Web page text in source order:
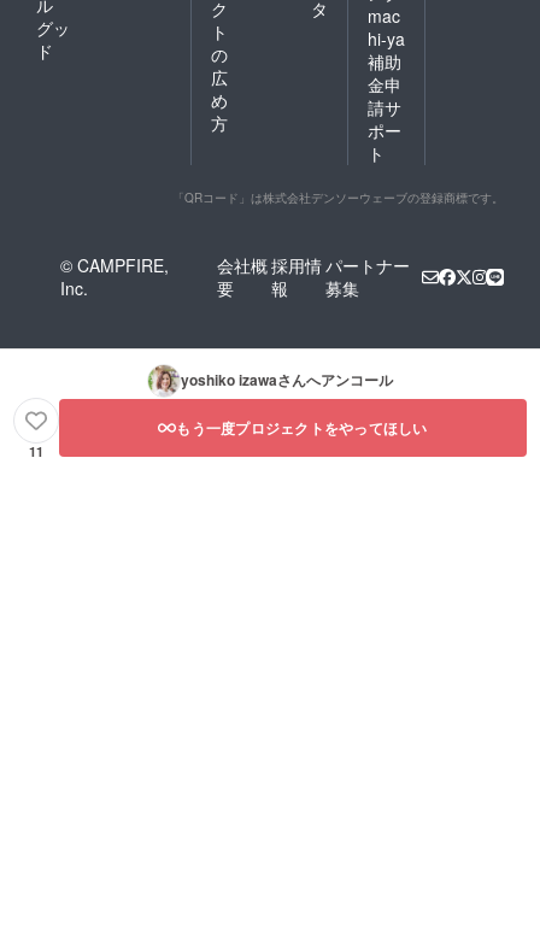
グッ
ド
ク
ト
の
広
め
方
タ
mac
hi-ya
補助
金申
請サ
ポー
ト
「QRコード」は株式会社デンソーウェーブの登録商標です。
© CAMPFIRE,
Inc.
会社概
要
採用情
報
パートナー
募集
yoshiko izawaさんへアンコール
11
もう一度プロジェクトをやってほしい